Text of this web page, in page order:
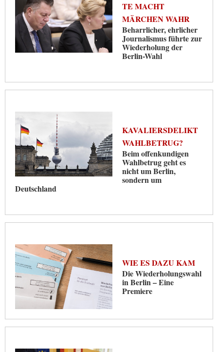
TE MACHT
MÄRCHEN WAHR
Beharrlicher, ehrlicher
Journalismus führte zur
Wiederholung der
Berlin-Wahl
KAVALIERSDELIKT
WAHLBETRUG?
Beim offenkundigen
Wahlbetrug geht es
nicht um Berlin,
sondern um
Deutschland
WIE ES DAZU KAM
Die Wiederholungswahl
in Berlin – Eine
Premiere